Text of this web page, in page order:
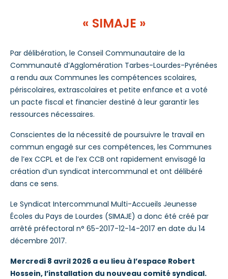
« SIMAJE »
Par délibération, le Conseil Communautaire de la
Communauté d’Agglomération Tarbes-Lourdes-Pyrénées
a rendu aux Communes les compétences scolaires,
périscolaires, extrascolaires et petite enfance et a voté
un pacte fiscal et financier destiné à leur garantir les
ressources nécessaires.
Conscientes de la nécessité de poursuivre le travail en
commun engagé sur ces compétences, les Communes
de l’ex CCPL et de l’ex CCB ont rapidement envisagé la
création d’un syndicat intercommunal et ont délibéré
dans ce sens.
Le Syndicat Intercommunal Multi-Accueils Jeunesse
Écoles du Pays de Lourdes (SIMAJE) a donc été créé par
arrêté préfectoral n° 65-2017-12-14-2017 en date du 14
décembre 2017.
Mercredi 8 avril 2026 a eu lieu à l’espace Robert
Hossein, l’installation du nouveau comité syndical.